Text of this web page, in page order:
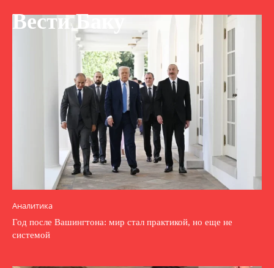
Вести Баку
Аналитика
Год после Вашингтона: мир стал практикой, но еще не
системой